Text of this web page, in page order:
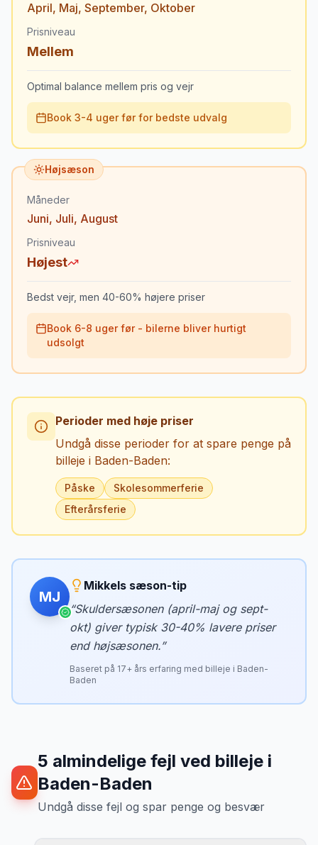
April, Maj, September, Oktober
Prisniveau
Mellem
Optimal balance mellem pris og vejr
Book 3-4 uger før for bedste udvalg
Højsæson
Måneder
Juni, Juli, August
Prisniveau
Højest
Bedst vejr, men 40-60% højere priser
Book 6-8 uger før - bilerne bliver hurtigt
udsolgt
Perioder med høje priser
Undgå disse perioder for at spare penge på
billeje i Baden-Baden:
Påske
Skolesommerferie
Efterårsferie
MJ
Mikkels sæson-tip
“Skuldersæsonen (april-maj og sept-
okt) giver typisk 30-40% lavere priser
end højsæsonen.”
Baseret på 17+ års erfaring med billeje i Baden-
Baden
5 almindelige fejl ved billeje i
Baden-Baden
Undgå disse fejl og spar penge og besvær